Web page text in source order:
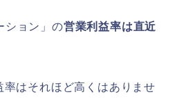
ション」の営業利益率は直近
率はそれほど高くはありませ